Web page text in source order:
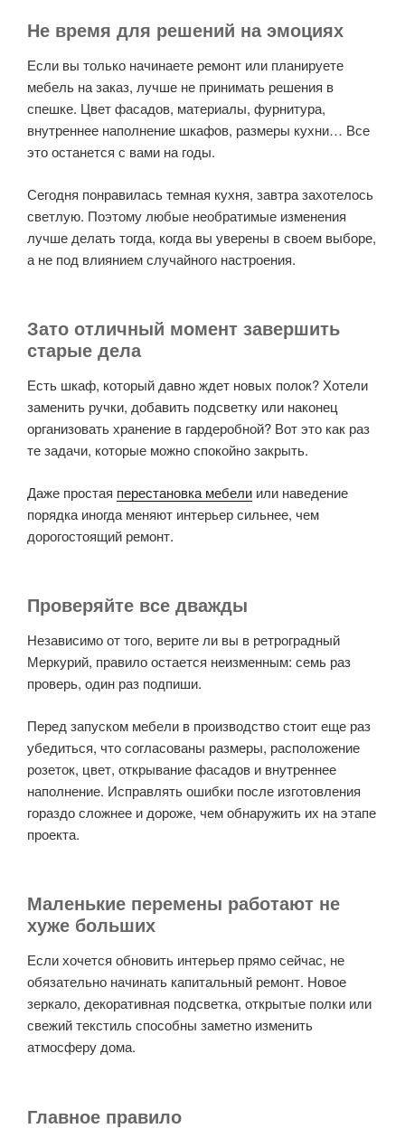
Не время для решений на эмоциях
Если вы только начинаете ремонт или планируете
мебель на заказ, лучше не принимать решения в
спешке. Цвет фасадов, материалы, фурнитура,
внутреннее наполнение шкафов, размеры кухни… Все
это останется с вами на годы.
Сегодня понравилась темная кухня, завтра захотелось
светлую. Поэтому любые необратимые изменения
лучше делать тогда, когда вы уверены в своем выборе,
а не под влиянием случайного настроения.
Зато отличный момент завершить
старые дела
Есть шкаф, который давно ждет новых полок? Хотели
заменить ручки, добавить подсветку или наконец
организовать хранение в гардеробной? Вот это как раз
те задачи, которые можно спокойно закрыть.
Даже простая перестановка мебели или наведение
порядка иногда меняют интерьер сильнее, чем
дорогостоящий ремонт.
Проверяйте все дважды
Независимо от того, верите ли вы в ретроградный
Меркурий, правило остается неизменным: семь раз
проверь, один раз подпиши.
Перед запуском мебели в производство стоит еще раз
убедиться, что согласованы размеры, расположение
розеток, цвет, открывание фасадов и внутреннее
наполнение. Исправлять ошибки после изготовления
гораздо сложнее и дороже, чем обнаружить их на этапе
проекта.
Маленькие перемены работают не
хуже больших
Если хочется обновить интерьер прямо сейчас, не
обязательно начинать капитальный ремонт. Новое
зеркало, декоративная подсветка, открытые полки или
свежий текстиль способны заметно изменить
атмосферу дома.
Главное правило